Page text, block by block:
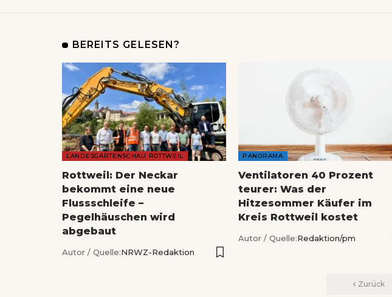
BEREITS GELESEN?
LANDESGARTENSCHAU ROTTWEIL
Rottweil: Der Neckar
bekommt eine neue
Flussschleife –
Pegelhäuschen wird
abgebaut
Autor / Quelle:NRWZ-Redaktion
PANORAMA
Ventilatoren 40 Prozent
teurer: Was der
Hitzesommer Käufer im
Kreis Rottweil kostet
Autor / Quelle:Redaktion/pm
Zurück